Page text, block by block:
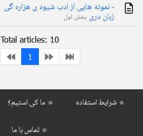
- نمونه هایی از ادب شیوه ی هزاره گی
زبان دری بخش اول
Total articles: 10
1
ما کی استیم؟ ☼ شرایط استفاده ☼
تماس با ما ☼